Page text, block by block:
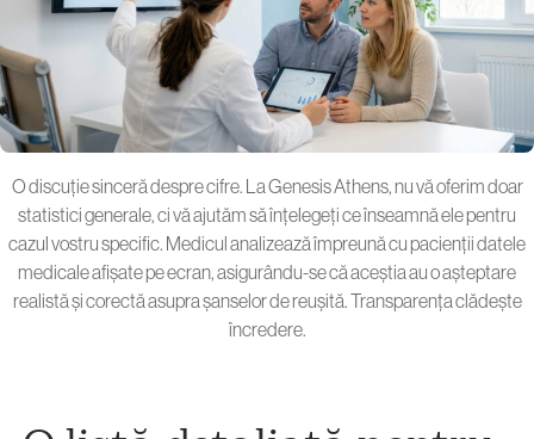
O discuție sinceră despre cifre. La Genesis Athens, nu vă oferim doar
statistici generale, ci vă ajutăm să înțelegeți ce înseamnă ele pentru
cazul vostru specific. Medicul analizează împreună cu pacienții datele
medicale afișate pe ecran, asigurându-se că aceștia au o așteptare
realistă și corectă asupra șanselor de reușită. Transparența clădește
încredere.